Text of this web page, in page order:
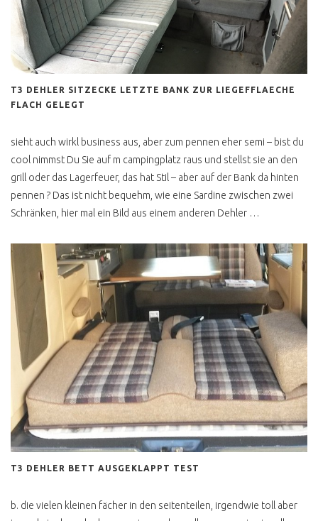
AUSSERGEWÖHNLICH
PERFEKT
VORSICHT VW BUS
SPEZIALISTEN
BIELEFELD
GARANTIE &
GEWÄHRLEISTUNG
BUNDESWEHR
RÜCKLÄUFER
DRECKIG & SPECKIG
HUNDEGERUCH
SCHWARZ GEMACHT
UNTERBODEN SCHI SCHI
VW BUS VERKAUFEN
TECHNIK AHH JETZT JA
STANDHEIZUNG
SYNCRO OHNE SPERREN
IST KEIN SYNCRO
T3 DEHLER SITZECKE LETZTE BANK ZUR LIEGEFFLAECHE
FLACH GELEGT
sieht auch wirkl business aus, aber zum pennen eher semi – bist du
cool nimmst Du Sie auf m campingplatz raus und stellst sie an den
grill oder das Lagerfeuer, das hat Stil – aber auf der Bank da hinten
pennen ? Das ist nicht bequehm, wie eine Sardine zwischen zwei
Schränken, hier mal ein Bild aus einem anderen Dehler …
T3 DEHLER BETT AUSGEKLAPPT TEST
b. die vielen kleinen fächer in den seitenteilen, irgendwie toll aber